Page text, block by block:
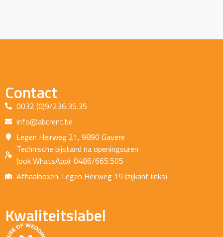
Contact
0032 (0)9/236.35.35
info@abcrent.be
Legen Heirweg 21, 9890 Gavere
Technische bijstand na openingsuren
(ook WhatsApp): 0486/665.505
Afhaalboxen: Legen Heirweg 19 (zijkant links)
Kwaliteitslabel